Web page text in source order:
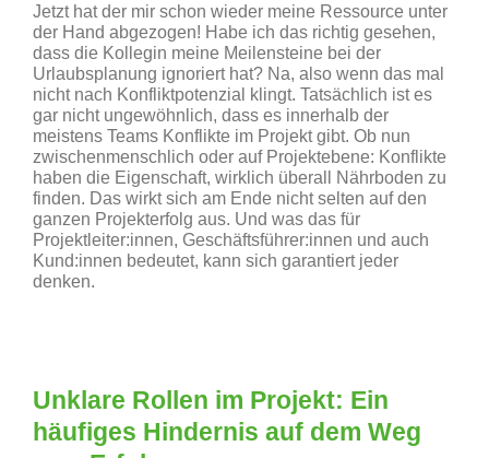
Jetzt hat der mir schon wieder meine Ressource unter
der Hand abgezogen! Habe ich das richtig gesehen,
dass die Kollegin meine Meilensteine bei der
Urlaubsplanung ignoriert hat? Na, also wenn das mal
nicht nach Konfliktpotenzial klingt. Tatsächlich ist es
gar nicht ungewöhnlich, dass es innerhalb der
meistens Teams Konflikte im Projekt gibt. Ob nun
zwischenmenschlich oder auf Projektebene: Konflikte
haben die Eigenschaft, wirklich überall Nährboden zu
finden. Das wirkt sich am Ende nicht selten auf den
ganzen Projekterfolg aus. Und was das für
Projektleiter:innen, Geschäftsführer:innen und auch
Kund:innen bedeutet, kann sich garantiert jeder
denken.
Unklare Rollen im Projekt: Ein
häufiges Hindernis auf dem Weg